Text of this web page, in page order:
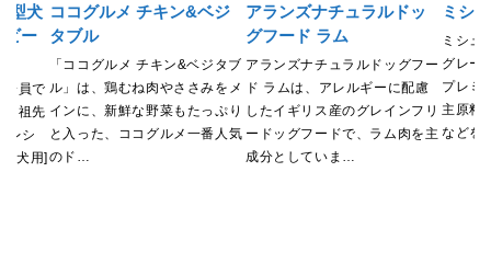
型犬
ビー
一員で
、祖先
レシ
犬用]
ココグルメ チキン&ベジ
タブル
「ココグルメ チキン&ベジタブ
ル」は、鶏むね肉やささみをメ
インに、新鮮な野菜もたっぷり
と入った、ココグルメ一番人気
のド…
アランズナチュラルドッ
グフード ラム
アランズナチュラルドッグフー
ド ラムは、アレルギーに配慮
したイギリス産のグレインフリ
ードッグフードで、ラム肉を主
成分としていま…
ミシ
ミシュ
グレー
プレミ
主原料
などを